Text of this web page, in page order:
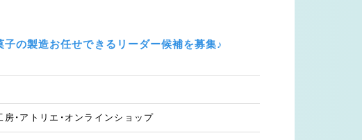
の製造お任せできるリーダー候補を募集♪
房・アトリエ・オンラインショップ